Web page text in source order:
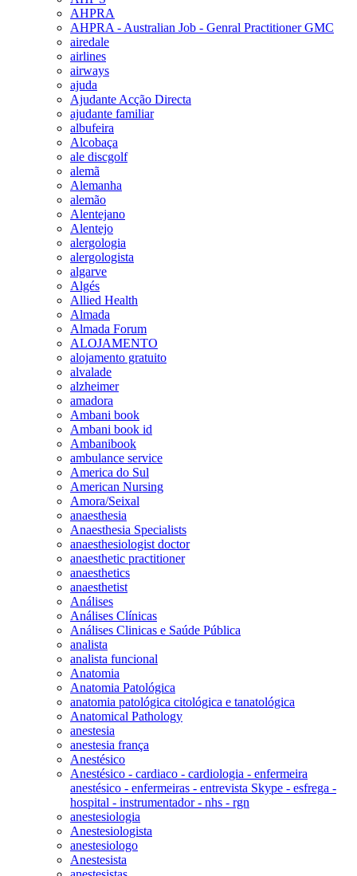
AHPRA
AHPRA - Australian Job - Genral Practitioner GMC
airedale
airlines
airways
ajuda
Ajudante Acção Directa
ajudante familiar
albufeira
Alcobaça
ale discgolf
alemã
Alemanha
alemão
Alentejano
Alentejo
alergologia
alergologista
algarve
Algés
Allied Health
Almada
Almada Forum
ALOJAMENTO
alojamento gratuito
alvalade
alzheimer
amadora
Ambani book
Ambani book id
Ambanibook
ambulance service
America do Sul
American Nursing
Amora/Seixal
anaesthesia
Anaesthesia Specialists
anaesthesiologist doctor
anaesthetic practitioner
anaesthetics
anaesthetist
Análises
Análises Clínicas
Análises Clinicas e Saúde Pública
analista
analista funcional
Anatomia
Anatomia Patológica
anatomia patológica citológica e tanatológica
Anatomical Pathology
anestesia
anestesia frança
Anestésico
Anestésico - cardiaco - cardiologia - enfermeira
anestésico - enfermeiras - entrevista Skype - esfrega -
hospital - instrumentador - nhs - rgn
anestesiologia
Anestesiologista
anestesiologo
Anestesista